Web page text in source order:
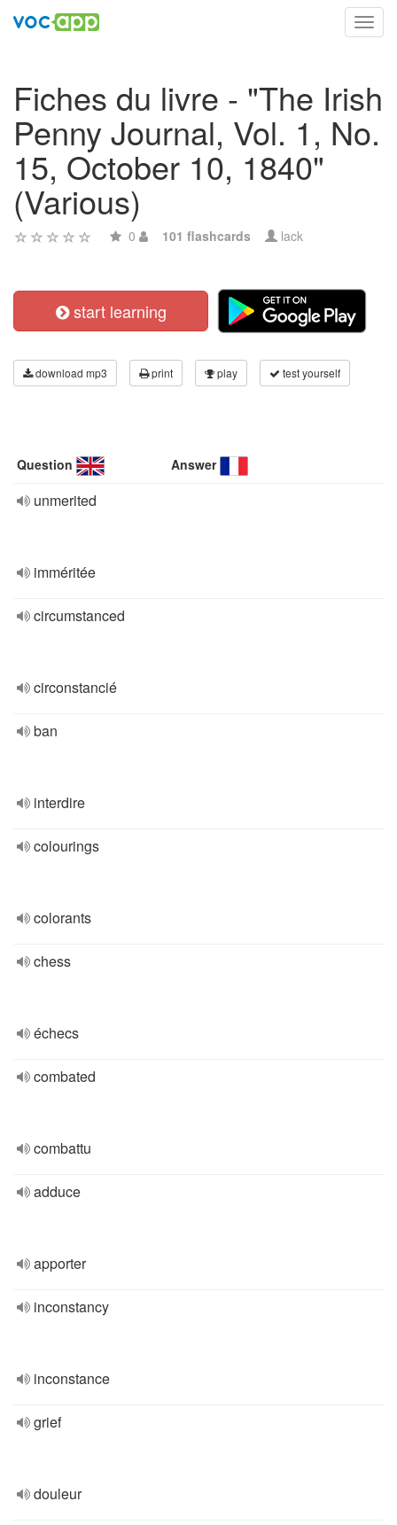
Fiches du livre - "The Irish
Penny Journal, Vol. 1, No.
15, October 10, 1840"
(Various)
0 101 flashcards lack
start learning
download mp3 print play test yourself
Question Answer
unmerited
imméritée
circumstanced
circonstancié
ban
interdire
colourings
colorants
chess
échecs
combated
combattu
adduce
apporter
inconstancy
inconstance
grief
douleur